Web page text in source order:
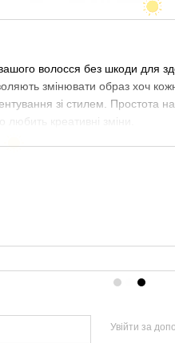
волосся без шкоди для
змінювати образ хоч
зі стилем. Простота
креативні зміни.
Увійти за